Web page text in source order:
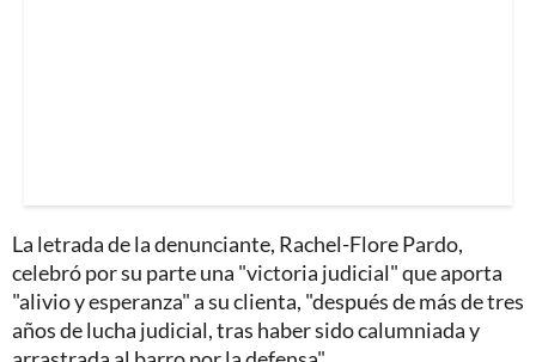
La letrada de la denunciante, Rachel-Flore Pardo,
celebró por su parte una "victoria judicial" que aporta
"alivio y esperanza" a su clienta, "después de más de tres
años de lucha judicial, tras haber sido calumniada y